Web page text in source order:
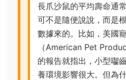
長爪沙鼠的平均壽命通
可不是隨便說說，而是
數據來的。比如，美國
（American Pet
的報告就指出，小型囓
養環境影響很大。但為